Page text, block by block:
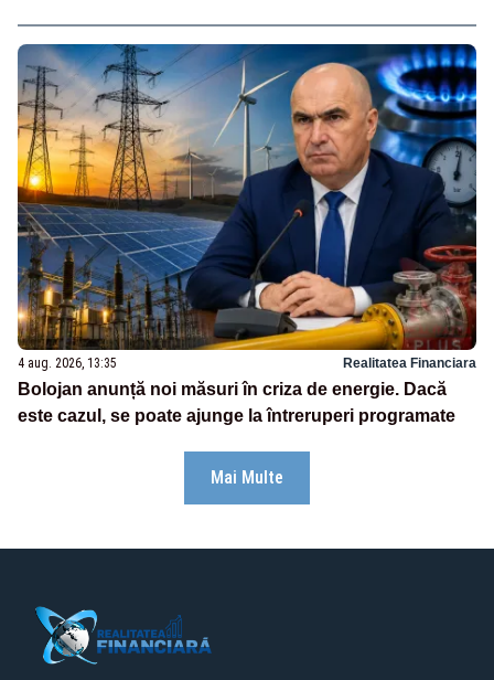
4 aug. 2026, 13:35 Realitatea Financiara
Bolojan anunță noi măsuri în criza de energie. Dacă
este cazul, se poate ajunge la întreruperi programate
Mai Multe